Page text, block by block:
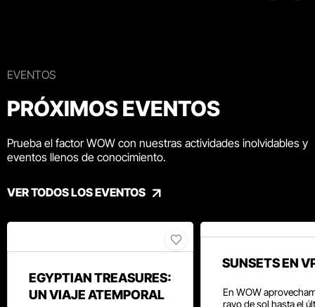
EVENTOS
PRÓXIMOS EVENTOS
Prueba el factor WOW con nuestras actividades inolvidables y
eventos llenos de conocimiento.
VER TODOS LOS EVENTOS
EGYPTIAN TREASURES:
UN VIAJE ATEMPORAL
SUNSETS EN
En WOW
rayo de sol hasta el